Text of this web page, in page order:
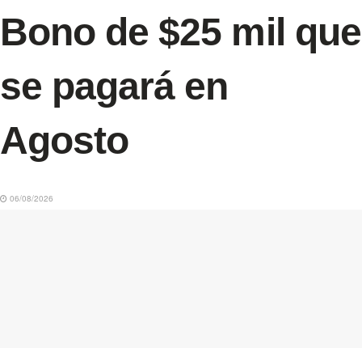
Bono de $25 mil que
se pagará en
Agosto
06/08/2026